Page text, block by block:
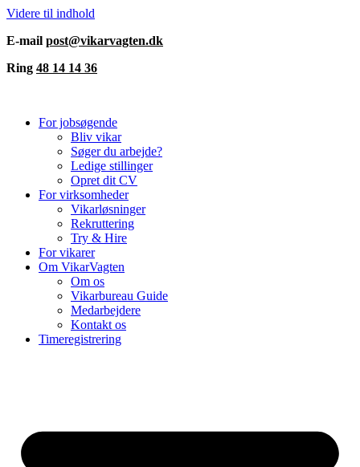
Videre til indhold
E-mail post@vikarvagten.dk
Ring 48 14 14 36
For jobsøgende
Bliv vikar
Søger du arbejde?
Ledige stillinger
Opret dit CV
For virksomheder
Vikarløsninger
Rekruttering
Try & Hire
For vikarer
Om VikarVagten
Om os
Vikarbureau Guide
Medarbejdere
Kontakt os
Timeregistrering